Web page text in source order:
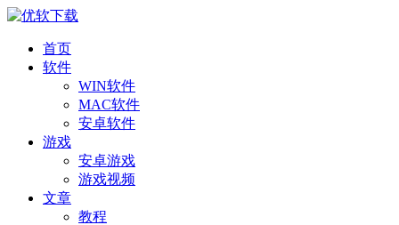
首页
软件
WIN软件
MAC软件
安卓软件
游戏
安卓游戏
游戏视频
文章
教程